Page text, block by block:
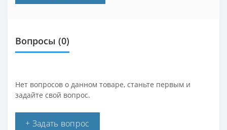
Вопросы (0)
Нет вопросов о данном товаре, станьте первым и
задайте свой вопрос.
+ Задать вопрос